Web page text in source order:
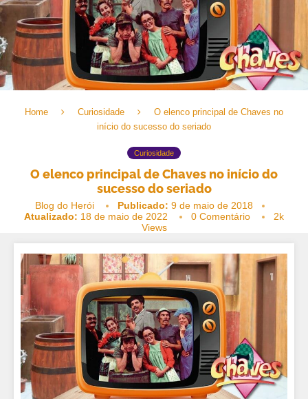
Home Curiosidade
O elenco principal de Chaves no
início do sucesso do seriado
Curiosidade
O elenco principal de Chaves no início do
sucesso do seriado
Blog do Herói Publicado: 9 de maio de 2018
Atualizado: 18 de maio de 2022 0 Comentário
2k
Views